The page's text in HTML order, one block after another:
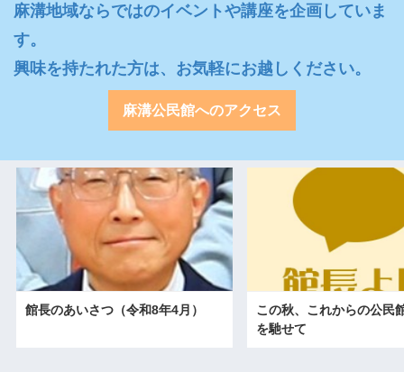
麻溝地域ならではのイベントや講座を企画していま
す。
興味を持たれた方は、お気軽にお越しください。
麻溝公民館へのアクセス
館長のあいさつ（令和8年4月）
この秋、これからの公民
を馳せて